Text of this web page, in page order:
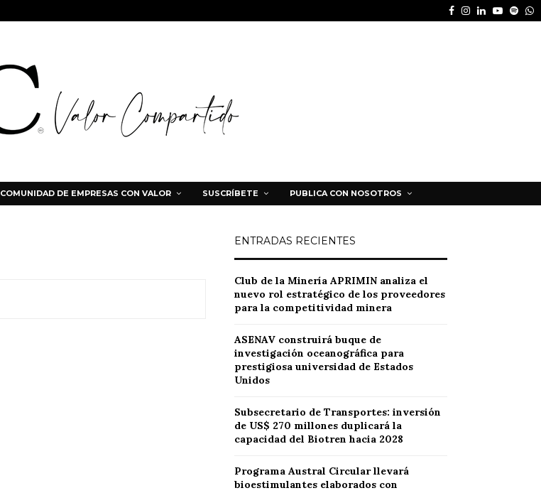
Facebook
Instagram
LinkedinYoutube
COMUNIDAD DE EMPRESAS CON VALOR SUSCRÍBETE PUBLICA CON NOSOTROS
ENTRADAS RECIENTES
Club de la Minería APRIMIN analiza el
nuevo rol estratégico de los proveedores
para la competitividad minera
ASENAV construirá buque de
investigación oceanográfica para
prestigiosa universidad de Estados
Unidos
Subsecretario de Transportes: inversión
de US$ 270 millones duplicará la
capacidad del Biotren hacia 2028
Programa Austral Circular llevará
bioestimulantes elaborados con